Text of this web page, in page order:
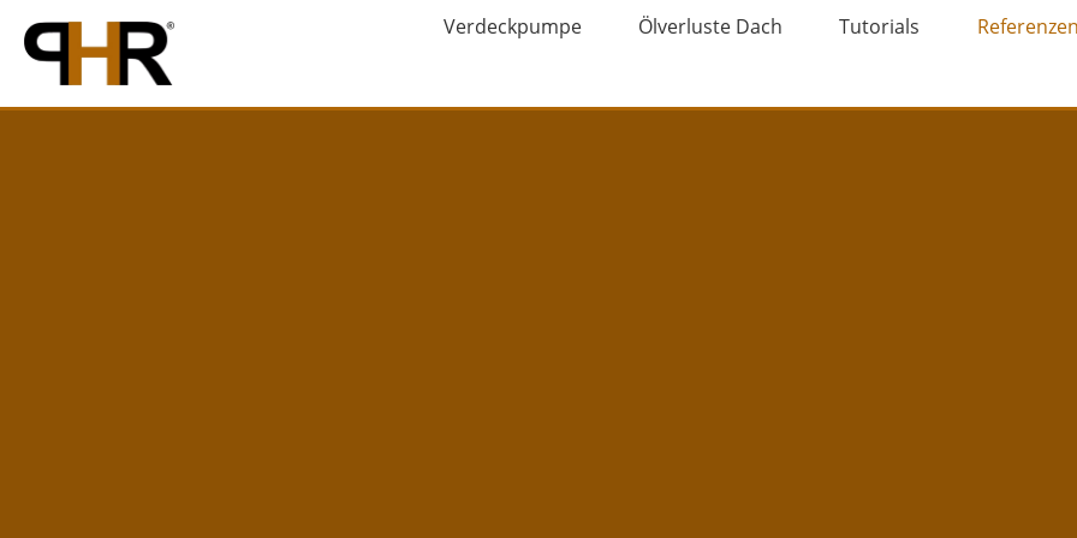
Verdeckpumpe Ölverluste Dach Tutorials Referenzen